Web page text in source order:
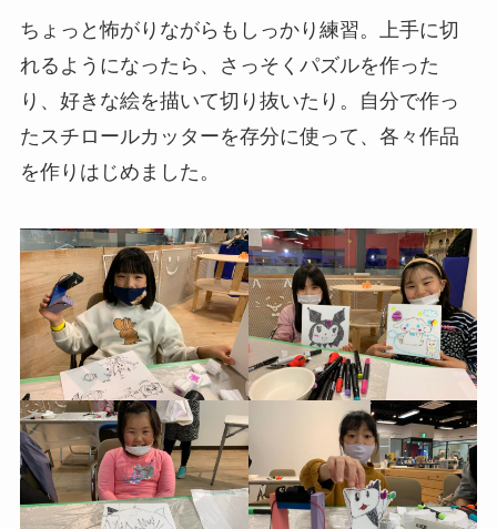
ちょっと怖がりながらもしっかり練習。上手に切
れるようになったら、さっそくパズルを作った
り、好きな絵を描いて切り抜いたり。自分で作っ
たスチロールカッターを存分に使って、各々作品
を作りはじめました。